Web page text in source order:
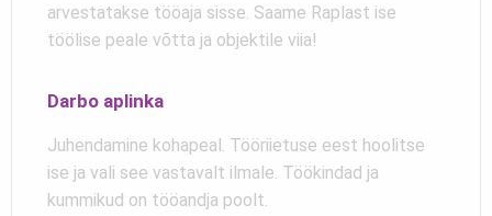
arvestatakse tööaja sisse. Saame Raplast ise
töölise peale võtta ja objektile viia!
Darbo aplinka
Juhendamine kohapeal. Tööriietuse eest hoolitse
ise ja vali see vastavalt ilmale. Töökindad ja
kummikud on tööandja poolt.